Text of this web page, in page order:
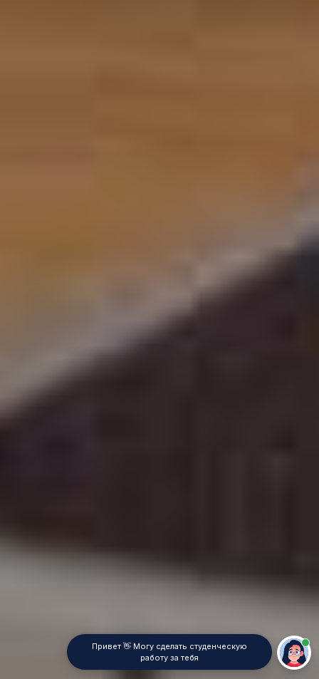
Привет 👋 Могу сделать студенческую
работу за тебя